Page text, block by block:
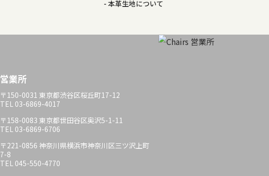
本革生地について
営業所
〒150-0031 東京都渋谷区桜丘町17-12
TEL 03-6869-4017
〒158-0083 東京都世田谷区奥沢5-1-11
TEL 03-6869-6706
〒221-0856 神奈川県横浜市神奈川区三ツ沢上町
7-8
TEL 045-550-4770